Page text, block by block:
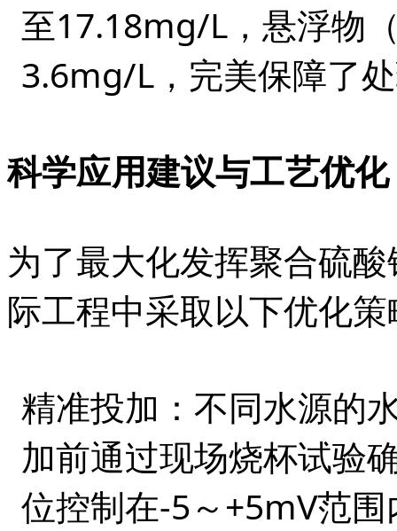
至17.18mg/L，悬浮物
3.6mg/L，完美保障了
科学应用建议与工艺优化
为了最大化发挥聚合硫
际工程中采取以下优化
精准投加 ：不同水源的
加前通过现场烧杯试验
位控制在-5～+5mV范